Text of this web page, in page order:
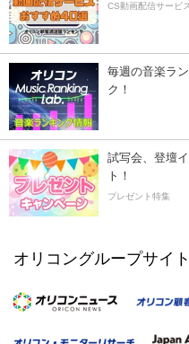
CS動画配信サービ
毎週の音楽ラ
ク！
試写会、登壇
ト！
プレゼント特集
オリコングループサイト